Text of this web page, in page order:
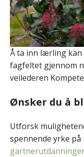
Å ta inn lærling kan
fagfeltet gjennom
veilederen
Ønsker du å
Utforsk
spennende yrke på